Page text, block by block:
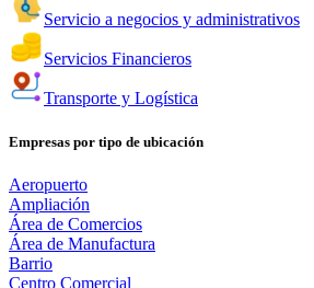
Servicio a negocios y administrativos
Servicios Financieros
Transporte y Logística
Empresas por tipo de ubicación
Aeropuerto
Ampliación
Área de Comercios
Área de Manufactura
Barrio
Centro Comercial